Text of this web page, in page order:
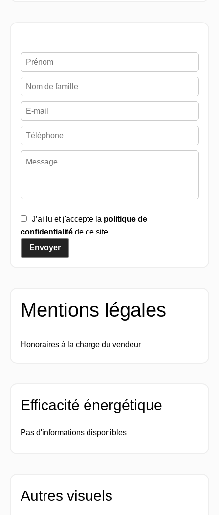
J’ai lu et j'accepte la politique de
confidentialitéde ce site
Envoyer
Mentions légales
Honoraires à la charge du vendeur
Efficacité énergétique
Pas d'informations disponibles
Autres visuels